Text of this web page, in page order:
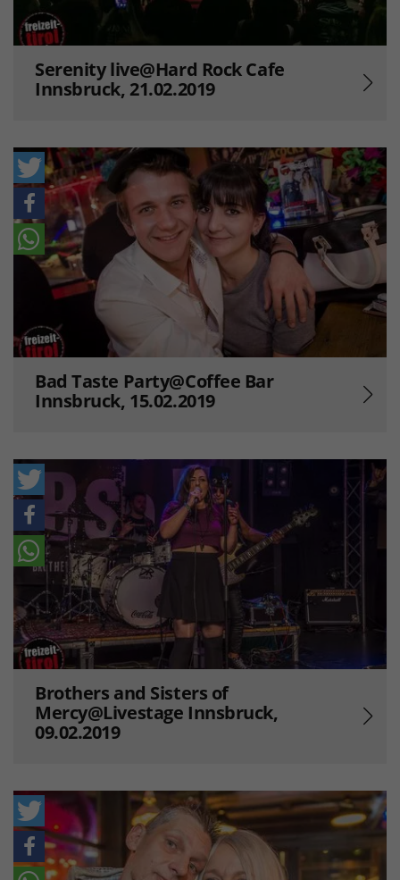
Serenity live@Hard Rock Cafe
Innsbruck, 21.02.2019
Bad Taste Party@Coffee Bar
Innsbruck, 15.02.2019
Brothers and Sisters of
Mercy@Livestage Innsbruck,
09.02.2019